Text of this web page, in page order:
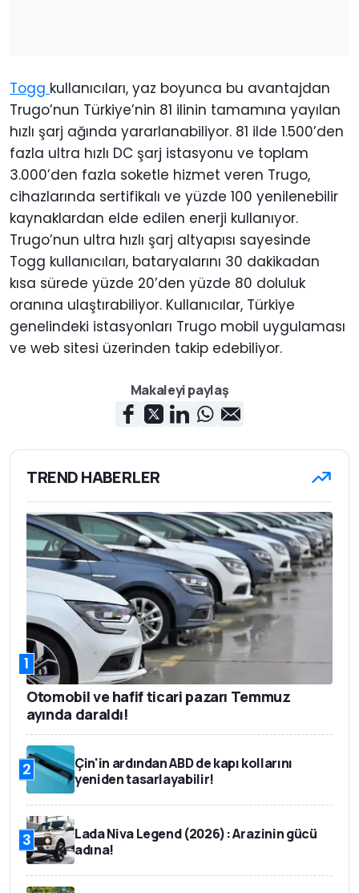
Togg kullanıcıları, yaz boyunca bu avantajdan
Trugo’nun Türkiye’nin 81 ilinin tamamına yayılan
hızlı şarj ağında yararlanabiliyor. 81 ilde 1.500’den
fazla ultra hızlı DC şarj istasyonu ve toplam
3.000’den fazla soketle hizmet veren Trugo,
cihazlarında sertifikalı ve yüzde 100 yenilenebilir
kaynaklardan elde edilen enerji kullanıyor.
Trugo’nun ultra hızlı şarj altyapısı sayesinde
Togg kullanıcıları, bataryalarını 30 dakikadan
kısa sürede yüzde 20’den yüzde 80 doluluk
oranına ulaştırabiliyor. Kullanıcılar, Türkiye
genelindeki istasyonları Trugo mobil uygulaması
ve web sitesi üzerinden takip edebiliyor.
Makaleyi paylaş
TREND HABERLER
1
Otomobil ve hafif ticari pazarı Temmuz
ayında daraldı!
2
Çin'in ardından ABD de kapı kollarını
yeniden tasarlayabilir!
3
Lada Niva Legend (2026): Arazinin gücü
adına!